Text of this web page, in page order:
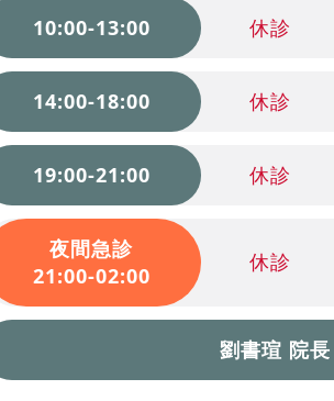
10:00-13:00 休診
14:00-18:00 休診
19:00-21:00 休診
夜間急診
21:00-02:00
休診
劉書瑄 院